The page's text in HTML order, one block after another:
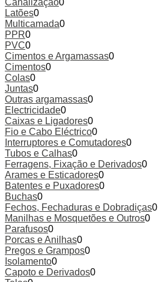
Canalização0
Latões0
Multicamada0
PPR0
PVC0
Cimentos e Argamassas0
Cimentos0
Colas0
Juntas0
Outras argamassas0
Electricidade0
Caixas e Ligadores0
Fio e Cabo Eléctrico0
Interruptores e Comutadores0
Tubos e Calhas0
Ferragens, Fixação e Derivados0
Arames e Esticadores0
Batentes e Puxadores0
Buchas0
Fechos, Fechaduras e Dobradiças0
Manilhas e Mosquetões e Outros0
Parafusos0
Porcas e Anilhas0
Pregos e Grampos0
Isolamento0
Capoto e Derivados0